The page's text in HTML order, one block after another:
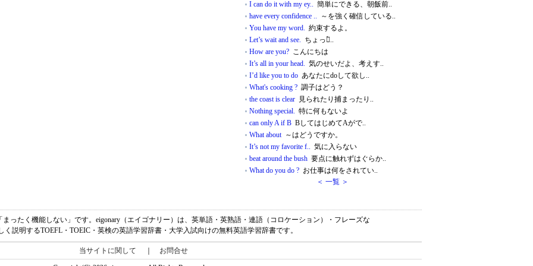
I can do it with my ey.. 簡単にできる、朝飯前..
have every confidence .. ～を強く確信している..
You have my word. 約束するよ。
Let’s wait and see. ちょっと̀..
How are you? こんにちは
It’s all in your head. 気のせいだよ、考えす..
I’d like you to do あなたにdoして欲し..
What's cooking ? 調子はどう？
the coast is clear 見られたり捕まったり..
Nothing special. 特に何もないよ
can only A if B BしてはじめてAがで..
What about～はどうですか。
It’s not my favorite f.. 気に入らない
beat around the bush 要点に触れずはぐらか..
What do you do ? お仕事は何をされてい..
＜ 一覧 ＞
まったく機能しない」です。eigonary（エイゴナリー）は、英単語・英熟語・連語（コロケーション）・フレーズな
く説明するTOEFL・TOEIC・英検の英語学習辞書・大学入試向けの無料英語学習辞書です。
当サイトに関して お問合せ